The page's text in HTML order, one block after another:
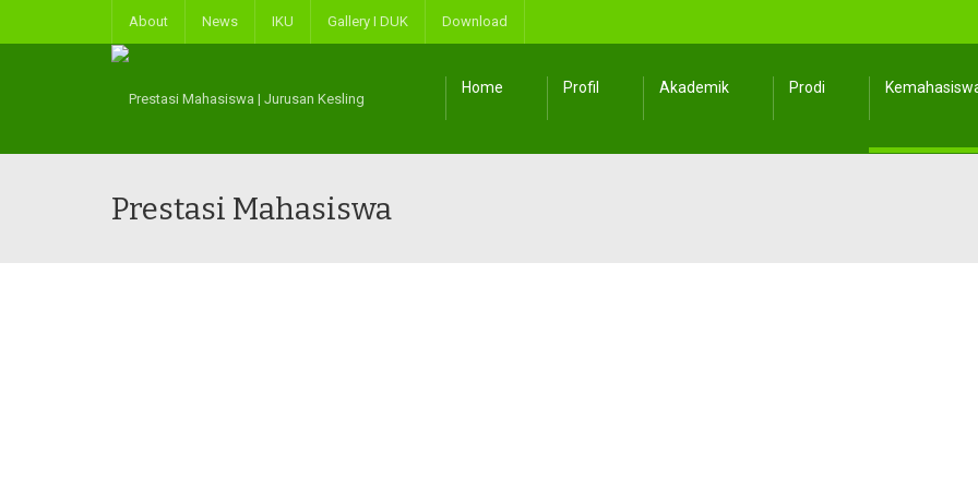
About News IKU Gallery I DUK Download
Home Profil Akademik Prodi
Prestasi Mahasiswa